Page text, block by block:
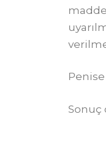
Sonuç